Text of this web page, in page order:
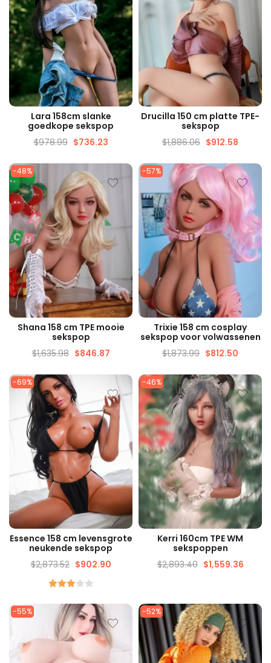
SNELLE WEERGAVE
Lara 158cm slanke
goedkope sekspop
$978.99 $736.23
SNELLE WEERGAVE
Drucilla 150 cm platte TPE-
sekspop
$1,886.06 $912.58
-48%
SNELLE WEERGAVE
Shana 158 cm TPE mooie
sekspop
$1,635.98 $846.87
-57%
SNELLE WEERGAVE
Trixie 158 cm cosplay
sekspop voor volwassenen
$1,873.99 $812.50
-69%
SNELLE WEERGAVE
Essence 158 cm levensgrote
neukende sekspop
$2,873.52 $902.90
3.00
Van de
5
-46%
SNELLE WEERGAVE
Kerri 160cm TPE WM
sekspoppen
$2,893.40 $1,559.36
-55% -52%